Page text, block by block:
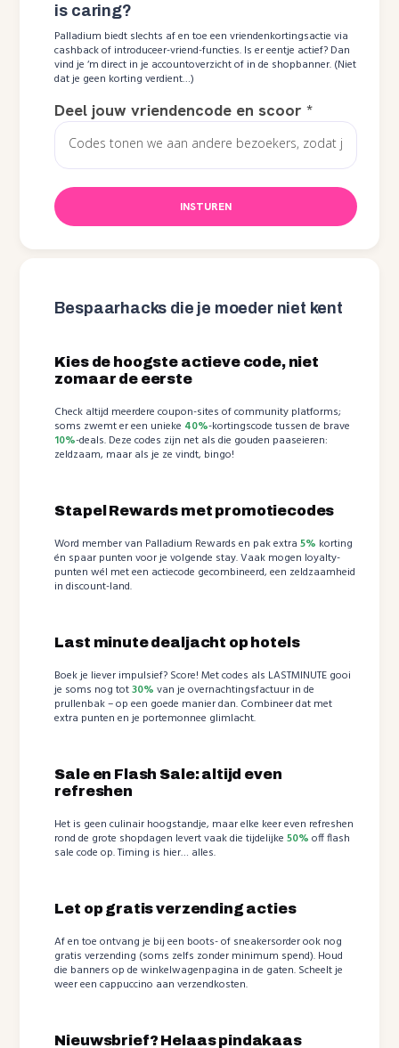
is caring?
Palladium biedt slechts af en toe een vriendenkortingsactie via
cashback of introduceer-vriend-functies. Is er eentje actief? Dan
vind je ‘m direct in je accountoverzicht of in de shopbanner. (Niet
dat je geen korting verdient…)
Deel jouw vriendencode en scoor*
INSTUREN
Bespaarhacks die je moeder niet kent
Kies de hoogste actieve code, niet
zomaar de eerste
Check altijd meerdere coupon-sites of community platforms;
soms zwemt er een unieke 40%-kortingscode tussen de brave
10%-deals. Deze codes zijn net als die gouden paaseieren:
zeldzaam, maar als je ze vindt, bingo!
Stapel Rewards met promotiecodes
Word member van Palladium Rewards en pak extra5% korting
én spaar punten voor je volgende stay. Vaak mogen loyalty-
punten wél met een actiecode gecombineerd, een zeldzaamheid
in discount-land.
Last minute dealjacht op hotels
Boek je liever impulsief? Score! Met codes als LASTMINUTE gooi
je soms nog tot30% van je overnachtingsfactuur in de
prullenbak – op een goede manier dan. Combineer dat met
extra punten en je portemonnee glimlacht.
Sale en Flash Sale: altijd even
refreshen
Het is geen culinair hoogstandje, maar elke keer even refreshen
rond de grote shopdagen levert vaak die tijdelijke50% off flash
sale code op. Timing is hier… alles.
Let op gratis verzending acties
Af en toe ontvang je bij een boots- of sneakersorder ook nog
gratis verzending (soms zelfs zonder minimum spend). Houd
die banners op de winkelwagenpagina in de gaten. Scheelt je
weer een cappuccino aan verzendkosten.
Nieuwsbrief? Helaas pindakaas